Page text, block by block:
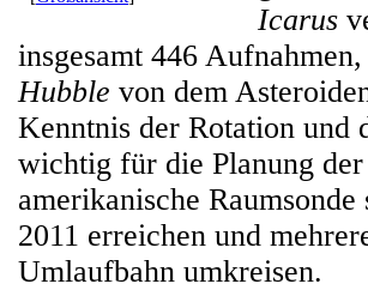
Icarus
insgesamt 446
Hubble von dem
Kenntnis der Rotation und
wichtig für die Planung
amerikanische
2011 erreichen und
Umlaufbahn umkreisen.